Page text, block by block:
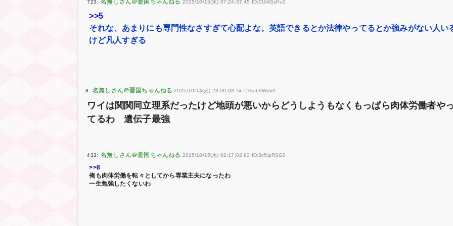
723: 2025/10/15(水) 07:24:37.45 ID:CUl4SzPu0
>>5
それな、あまりにも専門性なさすぎて心配よな。英語できるとか法律やってるとか強みがない人い
けど凡人すぎる
8: 2025/10/14(火) 23:00:03.74 ID:kobltWeb0
ワイは関関同立理系だったけど地頭が悪いからどうしようもなくもっぱら肉体労働者や
てるわ 遺伝子最強
433: 2025/10/15(水) 02:17:02.92 ID:3c5ipRSG0
>>8
俺も肉体労働を転々としてから専業主夫になったわ
一生勉強したくないわ